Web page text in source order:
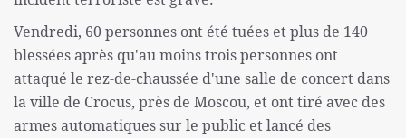
Vendredi, 60 personnes ont été tuées et plus de 140
blessées après qu'au moins trois personnes ont
attaqué le rez-de-chaussée d'une salle de concert dans
la ville de Crocus, près de Moscou, et ont tiré avec des
armes automatiques sur le public et lancé des